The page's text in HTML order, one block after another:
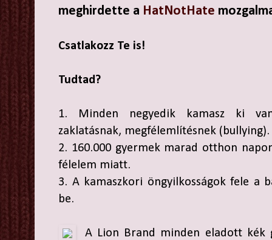
meghirdette a HatNotHate
Csatlakozz Te is!
Tudtad?
1. Minden negyedik kamasz ki
zaklatásnak, megfélemlítésnek (bullying).
2. 160.000 gyermek marad otthon
félelem miatt.
3. A kamaszkori öngyilkosságok fele a
be.
A Lion Brand minden eladott kék